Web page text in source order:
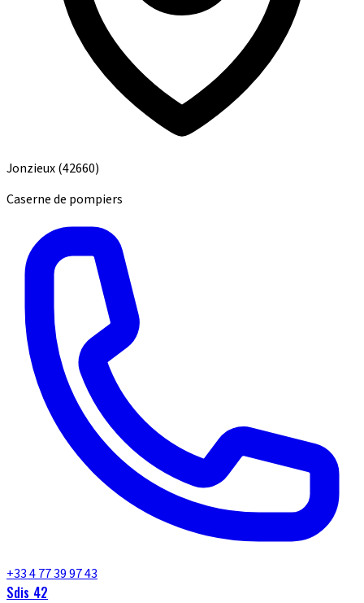
Jonzieux(42660)
Caserne de pompiers
+33 4 77 39 97 43
Sdis 42